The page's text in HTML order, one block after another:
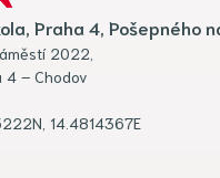
Praha 4, Pošepného
2022,
4 – Chodov
14.4814367E